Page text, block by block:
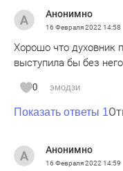
Анонимно
16 Февраля 2022 14:58
Хорошо что духовник
выступила бы без
0 эмодзи
Показать ответы 1
Анонимно
16 Февраля 2022 14:59